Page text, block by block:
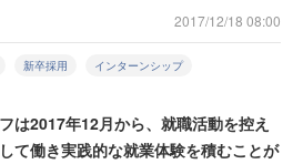
2017/12/18 08:00
新卒採用 インターンシップ
は2017年12月から、就職活動を控え
て働き実践的な就業体験を積むことが